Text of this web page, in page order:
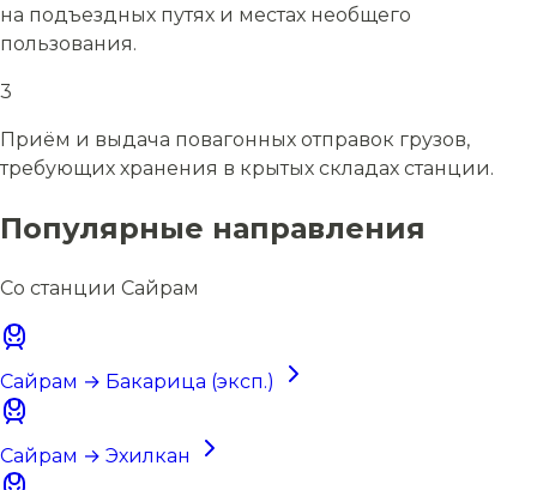
на подъездных путях и местах необщего
пользования.
3
Приём и выдача повагонных отправок грузов,
требующих хранения в крытых складах станции.
Популярные направления
Со станции Сайрам
Сайрам → Бакарица (эксп.)
Сайрам → Эхилкан